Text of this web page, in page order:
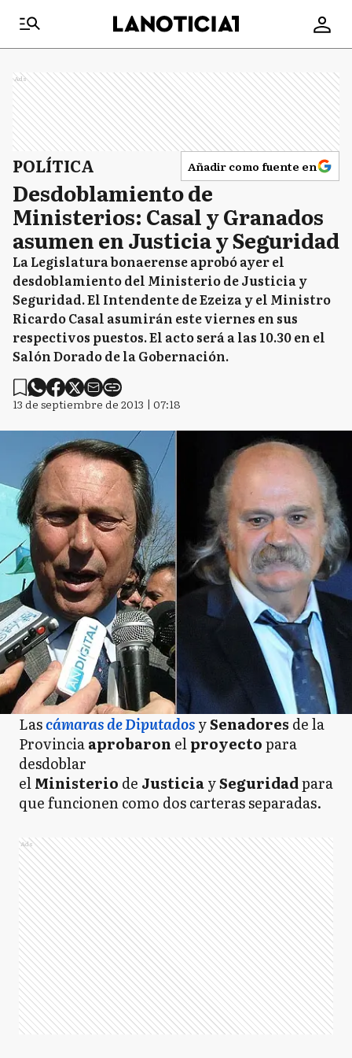
Ads
POLÍTICA Añadir como fuente en
Desdoblamiento de
Ministerios: Casal y Granados
asumen en Justicia y Seguridad
La Legislatura bonaerense aprobó ayer el
desdoblamiento del Ministerio de Justicia y
Seguridad. El Intendente de Ezeiza y el Ministro
Ricardo Casal asumirán este viernes en sus
respectivos puestos. El acto será a las 10.30 en el
Salón Dorado de la Gobernación.
13 de septiembre de 2013 | 07:18
Lascámaras de DiputadosySenadores de la
Provinciaaprobaron elproyectopara
desdoblar
elMinisterio de JusticiaySeguridadpara
que funcionen como dos carteras separadas.
Ads